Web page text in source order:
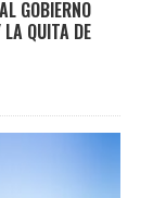
GOBIERNO
QUITA DE